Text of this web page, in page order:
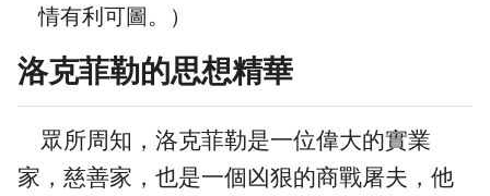
情有利可圖。）
洛克菲勒的思想精華
眾所周知，洛克菲勒是一位偉大的實業
家，慈善家，也是一個凶狠的商戰屠夫，他